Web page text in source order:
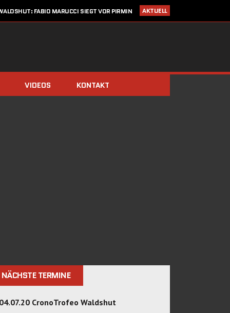
AKTUELL
FABIO MARUCCI SIEGT VOR PIRMIN
(ZIMMERLI/BERGER) UND DOMINIK STÖCKS DIE
BIATHLON-CHAMPIONS 2019
VIDEOS KONTAKT
NÄCHSTE TERMINE
04.07.20 CronoTrofeo Waldshut